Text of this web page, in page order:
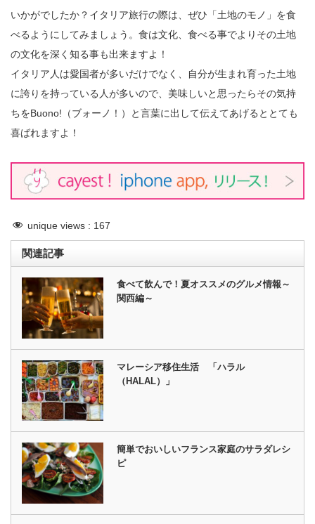
いかがでしたか？イタリア旅行の際は、ぜひ「土地のモノ」を食
べるようにしてみましょう。食は文化、食べる事でよりその土地
の文化を深く知る事も出来ますよ！
イタリア人は愛国者が多いだけでなく、自分が生まれ育った土地
に誇りを持っている人が多いので、美味しいと思ったらその気持
ちをBuono!（ブォーノ！）と言葉に出して伝えてあげるととても
喜ばれますよ！
unique views : 167
関連記事
食べて飲んで！夏オススメのグルメ情報～
関西編～
マレーシア移住生活 「ハラル
（HALAL）」
簡単でおいしいフランス家庭のサラダレシ
ピ